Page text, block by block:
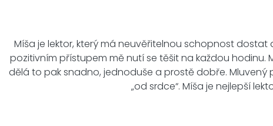
Míša je lektor, který má neuvěřitelnou schopnost
pozitivním přístupem mě nutí se těšit na každou hodinu.
dělá to pak snadno, jednoduše a prostě dobře. Mluvený
„od srdce“. Míša je nejlepší